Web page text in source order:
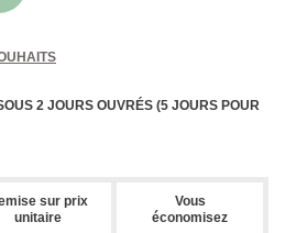
2 JOURS OUVRÉS (5 JOURS POUR
sur prix
unitaire
Vous
économisez